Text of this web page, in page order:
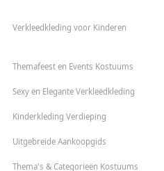
Verkleedkleding voor Kinderen
Themafeest en Events Kostuums
Sexy en Elegante Verkleedkleding
Kinderkleding Verdieping
Uitgebreide Aankoopgids
Thema's & Categorieën Kostuums